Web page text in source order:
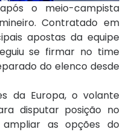
o meio-campista
Contratado em
apostas da equipe
se firmar no time
do elenco desde
da Europa, o volante
disputar posição no
as opções do